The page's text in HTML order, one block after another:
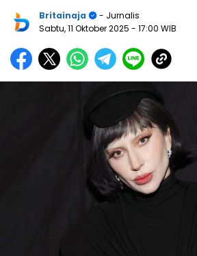
Britainaja
- Jurnalis
Sabtu, 11 Oktober 2025 - 17:00 WIB